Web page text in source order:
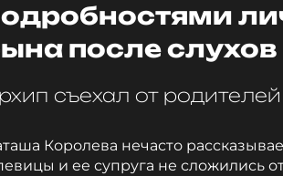
после слухов
съехал от
Королева нечасто
и ее супруга не сложились